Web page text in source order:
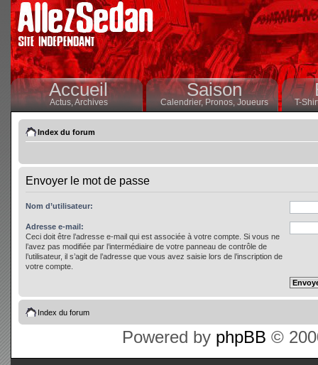
Accueil
Actus,Archives
Saison
Calendrier,Pronos, Joueurs T-
Index du forum
Envoyer le mot de passe
Nom d’utilisateur:
Adresse e-mail:
Ceci doit être l’adresse e-mail qui est associée à votre compte. Si vous ne
l’avez pas modifiée par l’intermédiaire de votre panneau de contrôle de
l’utilisateur, il s’agit de l’adresse que vous avez saisie lors de l’inscription de
votre compte.
Index du forum
Powered by phpBB ©